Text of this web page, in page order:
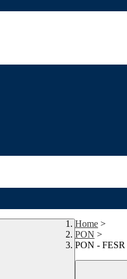
Home >
PON >
PON -